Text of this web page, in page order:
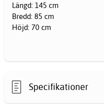
Längd: 145 cm
Bredd: 85 cm
Höjd: 70 cm
Specifikationer